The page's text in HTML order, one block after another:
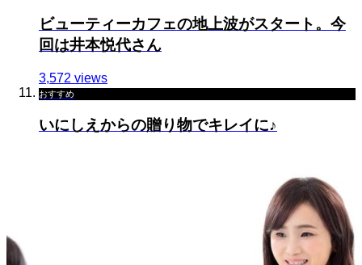
ビューティーカフェの地上波がスタート。今
回は井本悦代さん
3,572 views
おすすめ
いにしえからの贈り物でキレイに♪